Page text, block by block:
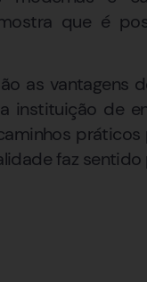
que é
as vantagens
instituição de
práticos
faz sentido